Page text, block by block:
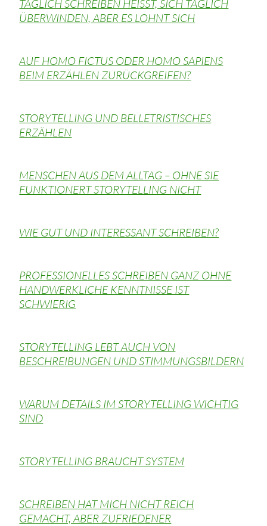
TÄGLICH SCHREIBEN HEISST, SICH TÄGLICH
ÜBERWINDEN, ABER ES LOHNT SICH
AUF HOMO FICTUS ODER HOMO SAPIENS
BEIM ERZÄHLEN ZURÜCKGREIFEN?
STORYTELLING UND BELLETRISTISCHES
ERZÄHLEN
MENSCHEN AUS DEM ALLTAG – OHNE SIE
FUNKTIONERT STORYTELLING NICHT
WIE GUT UND INTERESSANT SCHREIBEN?
PROFESSIONELLES SCHREIBEN GANZ OHNE
HANDWERKLICHE KENNTNISSE IST
SCHWIERIG
STORYTELLING LEBT AUCH VON
BESCHREIBUNGEN UND STIMMUNGSBILDERN
WARUM DETAILS IM STORYTELLING WICHTIG
SIND
STORYTELLING BRAUCHT SYSTEM
SCHREIBEN HAT MICH NICHT REICH
GEMACHT, ABER ZUFRIEDENER